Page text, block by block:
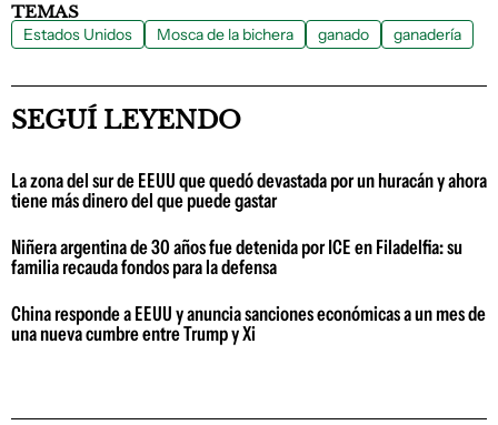
TEMAS
Estados Unidos Mosca de la bichera ganado ganadería
SEGUÍ LEYENDO
La zona del sur de EEUU que quedó devastada por un huracán y ahora
tiene más dinero del que puede gastar
Niñera argentina de 30 años fue detenida por ICE en Filadelfia: su
familia recauda fondos para la defensa
China responde a EEUU y anuncia sanciones económicas a un mes de
una nueva cumbre entre Trump y Xi